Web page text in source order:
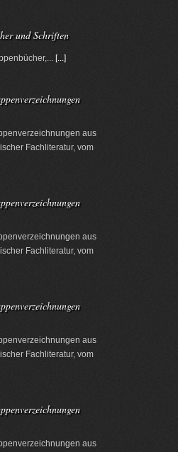
und Schriften
[...]
aus
Fachliteratur, vom
aus
Fachliteratur, vom
aus
Fachliteratur, vom
aus